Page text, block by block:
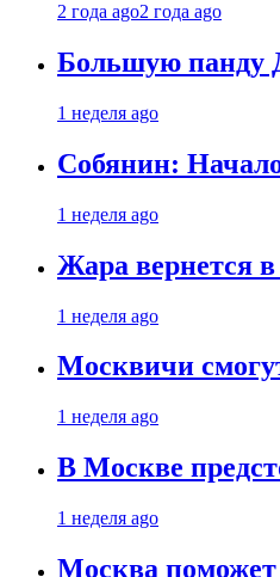
2 года ago2 года ago
Большую панду
1 неделя ago
Собянин:
1 неделя ago
Жара вернется
1 неделя ago
Москвичи
1 неделя ago
В Москве
1 неделя ago
Москва поможет